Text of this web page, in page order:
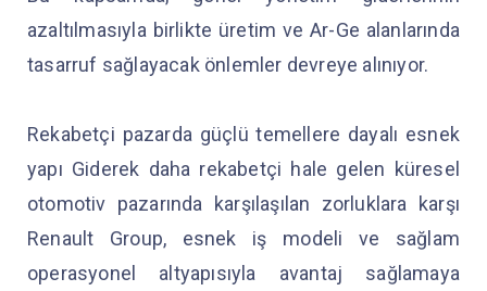
azaltılmasıyla birlikte üretim ve Ar-Ge alanlarında
tasarruf sağlayacak önlemler devreye alınıyor.
Rekabetçi pazarda güçlü temellere dayalı esnek
yapı Giderek daha rekabetçi hale gelen küresel
otomotiv pazarında karşılaşılan zorluklara karşı
Renault Group, esnek iş modeli ve sağlam
operasyonel altyapısıyla avantaj sağlamaya